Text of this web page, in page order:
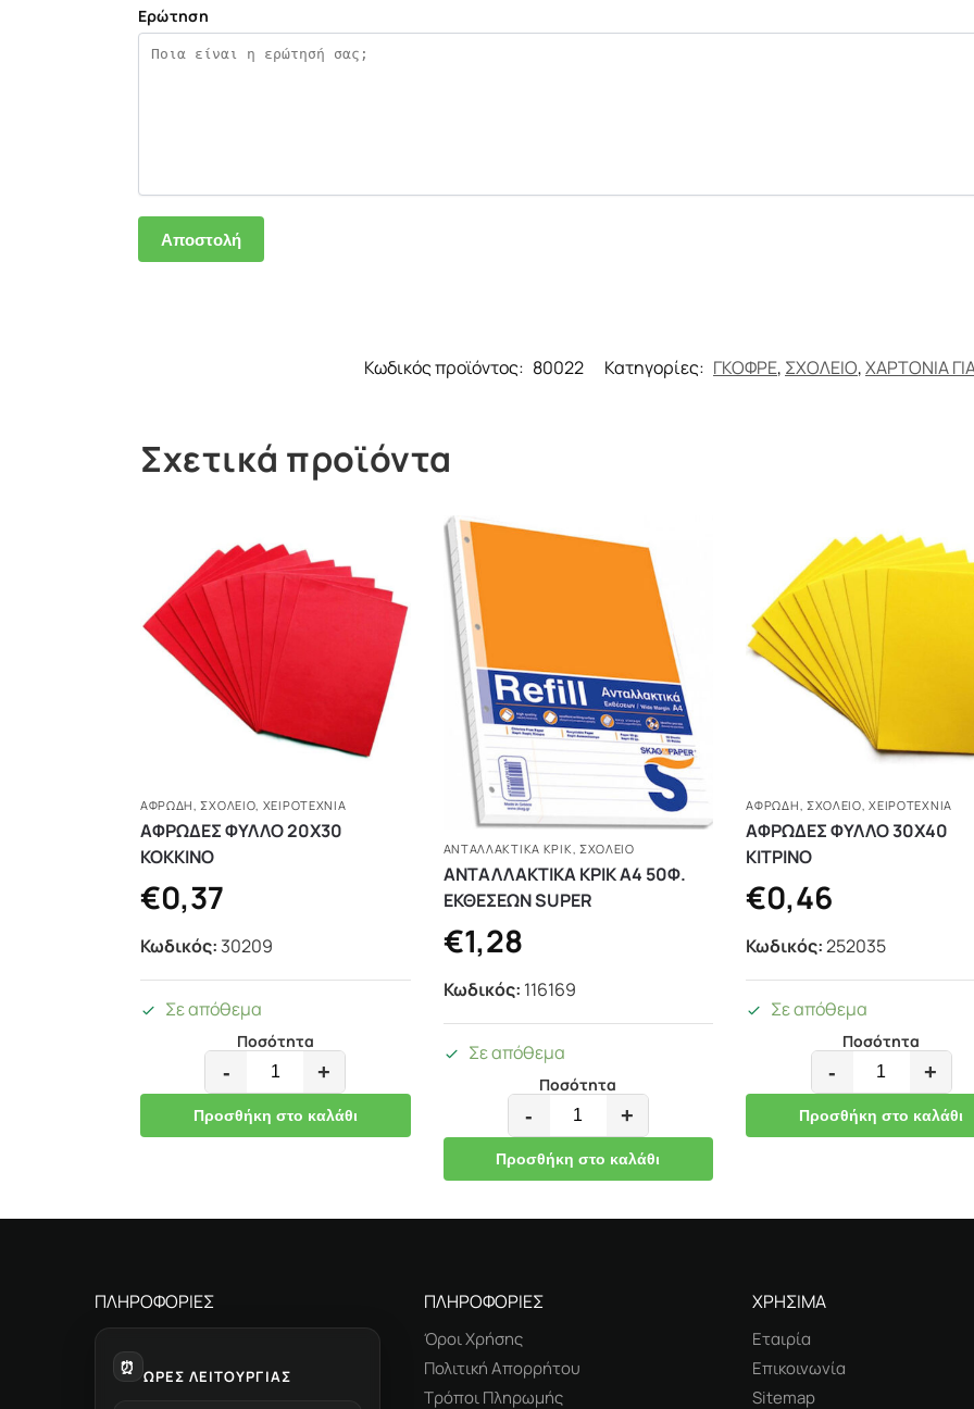
Ερώτηση
Κωδικός προϊόντος: 80022 Κατηγορίες: ΓΚΟΦΡΕ, ΣΧΟΛΕΙΟ,ΧΑΡΤΟΝΙΑ
Σχετικά προϊόντα
ΑΦΡΏΔΗ ,ΣΧΟΛΕΙΟ ΧΕΙΡΟΤΕΧΝΊΑ
ΑΦΡΩΔΕΣ ΦΥΛΛΟ 20Χ30
ΚΟΚΚΙΝΟ
€0,37
Κωδικός: 30209
Σε απόθεμα
Ποσότητα
- +
Προσθήκη στο καλάθι
ΑΝΤΑΛΛΑΚΤΙΚΆ ΚΡΙΚ ΣΧΟΛΕΙΟ
ΑΝΤΑΛΛΑΚΤΙΚΑ ΚΡΙΚ Α4 50Φ.
ΕΚΘΕΣΕΩΝ SUPER
€1,28
Κωδικός: 116169
Σε απόθεμα
Ποσότητα
- +
Προσθήκη στο καλάθι
ΑΦΡΏΔΗ ΣΧΟΛΕΙΟ ,ΧΕΙΡΟΤΕΧΝΊΑ
ΑΦΡΩΔΕΣ ΦΥΛΛΟ 30Χ40
ΚΙΤΡΙΝΟ
€0,46
Κωδικός:252035
Σε απόθεμα
Ποσότητα
- +
Προσθήκη στο καλάθι
ΠΛΗΡΟΦΟΡΙΕΣ
⏰ ΩΡΕΣ ΛΕΙΤΟΥΡΓΙΑΣ
ΠΛΗΡΟΦΟΡΙΕΣ
Όροι Χρήσης
Πολιτική Απορρήτου
Τρόποι Πληρωμής
ΧΡΗΣΙΜΑ
Εταιρία
Επικοινωνία
Sitemap